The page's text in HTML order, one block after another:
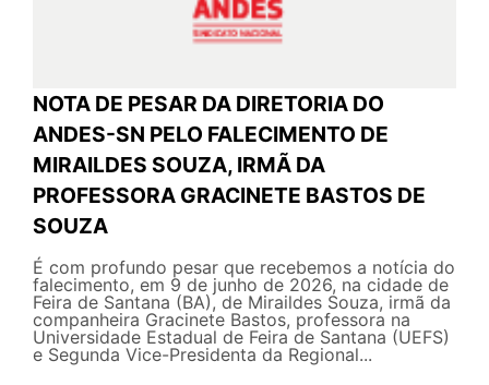
NOTA DE PESAR DA DIRETORIA DO
ANDES-SN PELO FALECIMENTO DE
MIRAILDES SOUZA, IRMÃ DA
PROFESSORA GRACINETE BASTOS DE
SOUZA
É com profundo pesar que recebemos a notícia do
falecimento, em 9 de junho de 2026, na cidade de
Feira de Santana (BA), de Miraildes Souza, irmã da
companheira Gracinete Bastos, professora na
Universidade Estadual de Feira de Santana (UEFS)
e Segunda Vice-Presidenta da Regional...